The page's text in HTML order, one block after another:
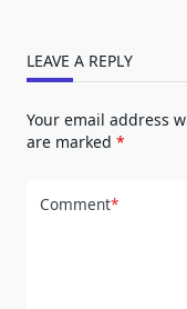
LEAVE A REPLY
Your email address
are marked *
Comment*